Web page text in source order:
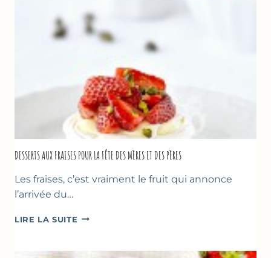
DESSERTS AUX FRAISES POUR LA FÊTE DES MÈRES ET DES PÈRES
Les fraises, c’est vraiment le fruit qui annonce
l’arrivée du…
LIRE LA SUITE DESSERTS
POUR